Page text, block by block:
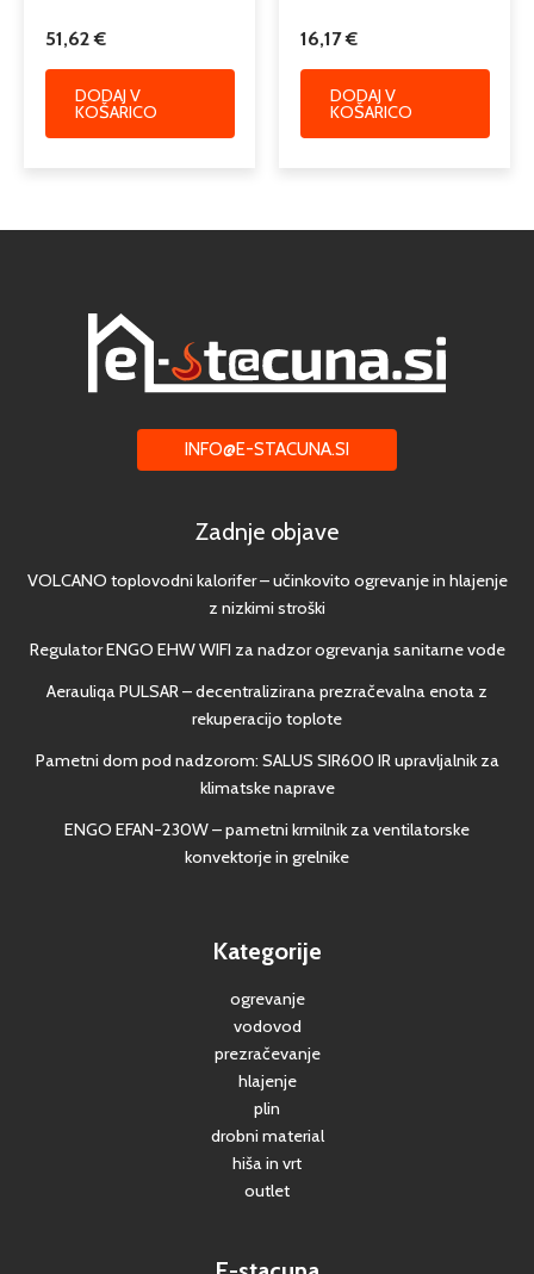
51,62€
DODAJ V
KOŠARICO
16,17€
DODAJ V
KOŠARICO
INFO@E-STACUNA.SI
Zadnje objave
VOLCANO toplovodni kalorifer – učinkovito ogrevanje in hlajenje
z nizkimi stroški
Regulator ENGO EHW WIFI za nadzor ogrevanja sanitarne vode
Aerauliqa PULSAR – decentralizirana prezračevalna enota z
rekuperacijo toplote
Pametni dom pod nadzorom: SALUS SIR600 IR upravljalnik za
klimatske naprave
ENGO EFAN-230W – pametni krmilnik za ventilatorske
konvektorje in grelnike
Kategorije
ogrevanje
vodovod
prezračevanje
hlajenje
plin
drobni material
hiša in vrt
outlet